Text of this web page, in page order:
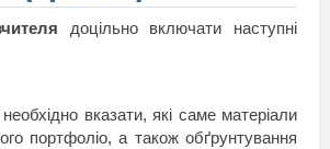
доцільно включати наступні
вказати, які саме матеріали
портфоліо, а також обґрунтування